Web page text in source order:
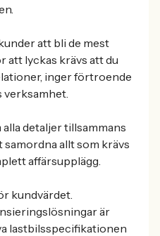
att bli de mest
att lyckas krävs att du
inger förtroende
verksamhet.
detaljer tillsammans
allt som krävs
affärsupplägg.
kundvärdet.
är
lastbilsspecifikationen